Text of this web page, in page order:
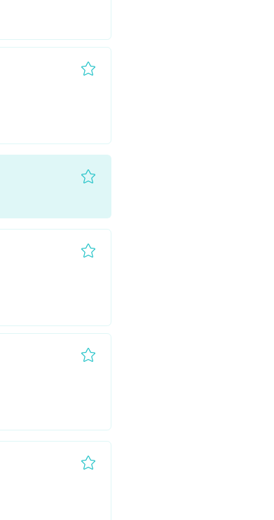
Remove from favorites
Remove from favorites
Remove from favorites
Remove from favorites
Remove from favorites